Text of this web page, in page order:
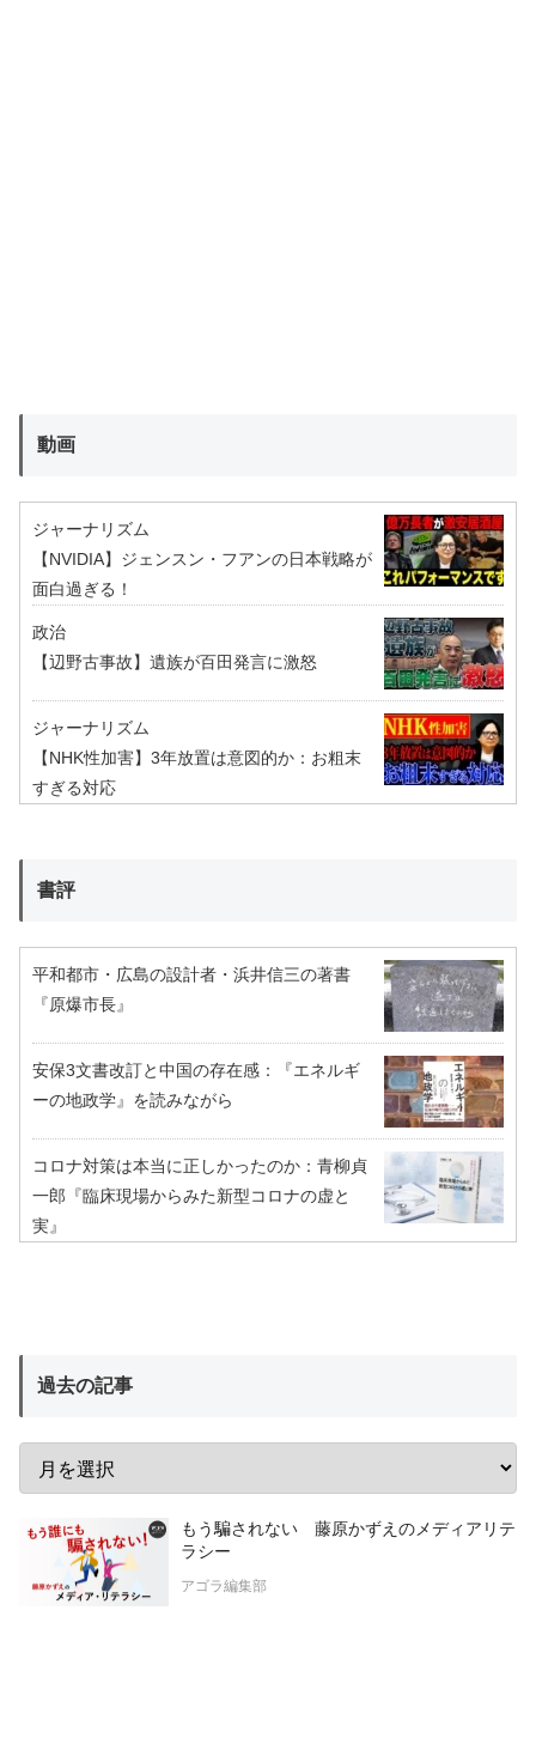
動画
ジャーナリズム
【NVIDIA】ジェンスン・フアンの日本戦略が
面白過ぎる！
政治
【辺野古事故】遺族が百田発言に激怒
ジャーナリズム
【NHK性加害】3年放置は意図的か：お粗末
すぎる対応
書評
平和都市・広島の設計者・浜井信三の著書
『原爆市長』
安保3文書改訂と中国の存在感：『エネルギ
ーの地政学』を読みながら
コロナ対策は本当に正しかったのか：青柳貞
一郎『臨床現場からみた新型コロナの虚と
実』
過去の記事
もう騙されない 藤原かずえのメディアリテ
ラシー
アゴラ編集部